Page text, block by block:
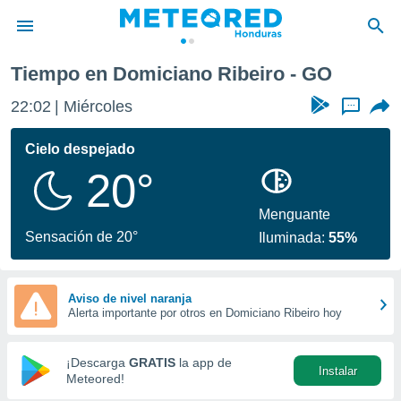
de
ha sido
calidad.
a este
las
y
forma
digital
basada
Tiempo en Domiciano Ribeiro - GO
22:02 Miércoles ...
Cielo despejado
20°
Sensación de 20°
Menguante
Iluminada:55%
Aviso de nivel naranja
Alerta importante por otros en Domiciano Ribeiro hoy
¡Descarga GRATIS la app de
Meteored!
Instalar